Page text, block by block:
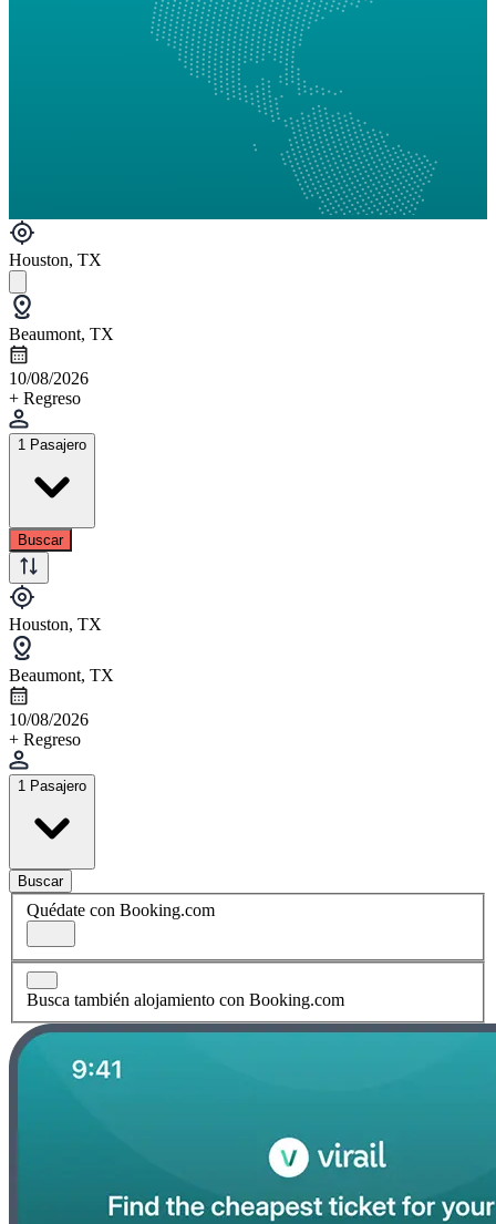
Houston, TX
Beaumont, TX
10/08/2026
+ Regreso
1 Pasajero
Buscar
Houston, TX
Beaumont, TX
10/08/2026
+ Regreso
1 Pasajero
Buscar
Quédate con Booking.com
Busca también alojamiento con Booking.com